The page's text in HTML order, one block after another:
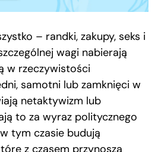
– randki, zakupy, seks i
wagi nabierają
w rzeczywistości
samotni lub zamknięci w
netaktywizm lub
to za wyraz politycznego
tym czasie budują